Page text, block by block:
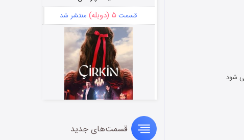
شود
قسمت ۵ (دوبله) منتشر شد
سریال زشت
قسمت‌های جدید